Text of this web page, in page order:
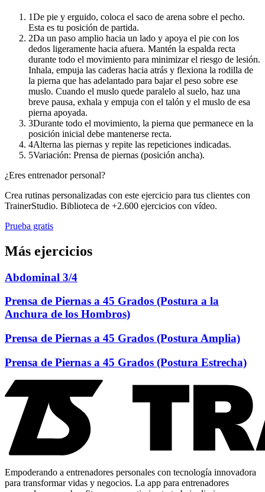
1De pie y erguido, coloca el saco de arena sobre el pecho.
Esta es tu posición de partida.
2Da un paso amplio hacia un lado y apoya el pie con los
dedos ligeramente hacia afuera. Mantén la espalda recta
durante todo el movimiento para minimizar el riesgo de lesión.
Inhala, empuja las caderas hacia atrás y flexiona la rodilla de
la pierna que has adelantado para bajar el peso sobre ese
muslo. Cuando el muslo quede paralelo al suelo, haz una
breve pausa, exhala y empuja con el talón y el muslo de esa
pierna apoyada.
3Durante todo el movimiento, la pierna que permanece en la
posición inicial debe mantenerse recta.
4Alterna las piernas y repite las repeticiones indicadas.
5Variación: Prensa de piernas (posición ancha).
¿Eres entrenador personal?
Crea rutinas personalizadas con este ejercicio para tus clientes con
TrainerStudio. Biblioteca de +2.600 ejercicios con vídeo.
Prueba gratis
Más ejercicios
Abdominal 3/4
Prensa de Piernas a 45 Grados (Postura a la
Anchura de los Hombros)
Prensa de Piernas a 45 Grados (Postura Amplia)
Prensa de Piernas a 45 Grados (Postura Estrecha)
Empoderando a entrenadores personales con tecnología innovadora
para transformar vidas y negocios. La app para entrenadores